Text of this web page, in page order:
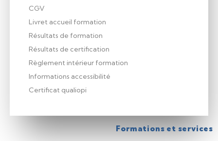
CGV
Livret accueil formation
Résultats de formation
Résultats de certification
Règlement intérieur formation
Informations accessibilité
Certificat qualiopi
Formations et services